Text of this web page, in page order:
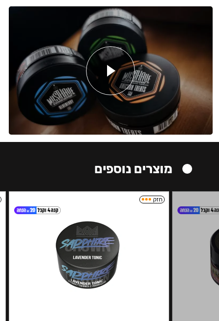
מוצרים נוספים
חזק